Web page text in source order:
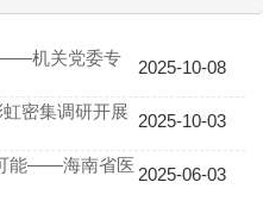
机关党委专
2025-10-08
密集调研开展 2025-10-03
能——海南省医 2025-06-03